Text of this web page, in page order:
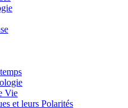
Vie
et leurs Polarités